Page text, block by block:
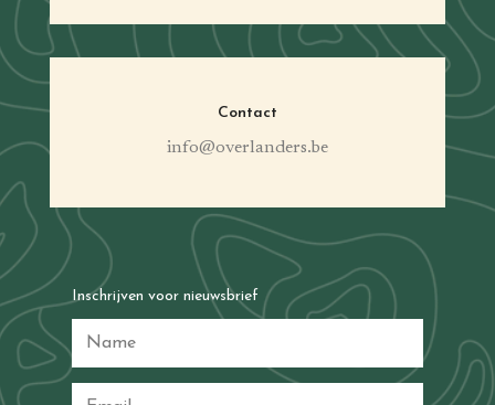
Contact
info@overlanders.be
Inschrijven voor nieuwsbrief